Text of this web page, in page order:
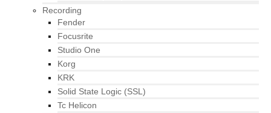
Recording
Fender
Focusrite
Studio One
Korg
KRK
Solid State Logic (SSL)
Tc Helicon